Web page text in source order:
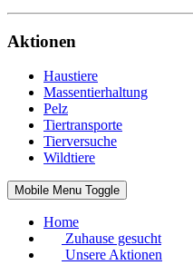
Aktionen
Haustiere
Massentierhaltung
Pelz
Tiertransporte
Tierversuche
Wildtiere
Mobile Menu Toggle
Home
Zuhause gesucht
Unsere Aktionen